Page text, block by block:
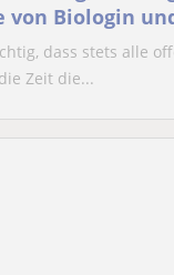
von Biologin
Jetzt
dass stets alle
Zeit die...